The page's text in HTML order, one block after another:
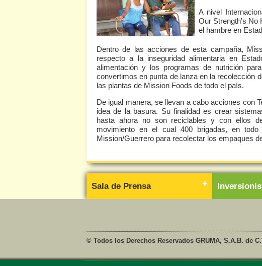
A nivel
Our Strength's No
el hambre en
Dentro de las acciones de esta campaña,
respecto a la inseguridad alimentaria en
alimentación y los programas de nutrición
convertimos en punta de lanza en la recolección
las plantas de Mission Foods de todo el país.
De igual manera, se llevan a cabo acciones con
idea de la basura. Su finalidad es crear
hasta ahora no son reciclables y con ellos
movimiento en el cual 400 brigadas, en
Mission/Guerrero para recolectar los empaques
Sala de Prensa
© Todos los Derechos Reservados GRUMA, S.A.B. de